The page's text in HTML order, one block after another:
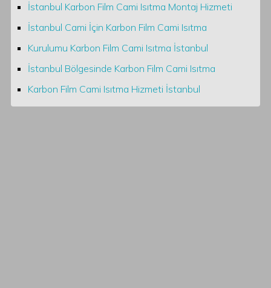
İstanbul Karbon Film Cami Isıtma Montaj Hizmeti
İstanbul Cami İçin Karbon Film Cami Isıtma
Kurulumu Karbon Film Cami Isıtma İstanbul
İstanbul Bölgesinde Karbon Film Cami Isıtma
Karbon Film Cami Isıtma Hizmeti İstanbul